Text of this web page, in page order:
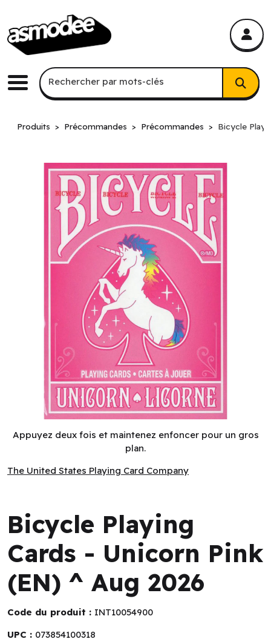
Menu
Recherche par mots-clés
Rechercher par mots-clés
Produits Précommandes Précommandes Bicycle
Appuyez deux fois et maintenez enfoncer pour un gros
plan.
The United States Playing Card Company
Bicycle Playing
Cards - Unicorn Pink
(EN) ^ Aug 2026
Code du produit : INT10054900
UPC : 073854100318